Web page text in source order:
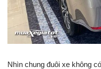
Nhìn chung đuôi xe không